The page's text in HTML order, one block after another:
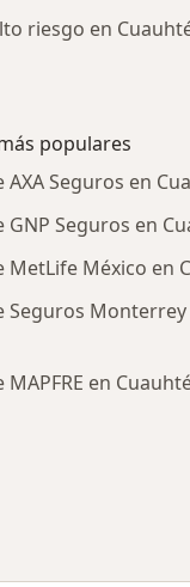
riesgo en
populares
AXA Seguros en
GNP Seguros en
MetLife México en
Seguros Monterrey
en